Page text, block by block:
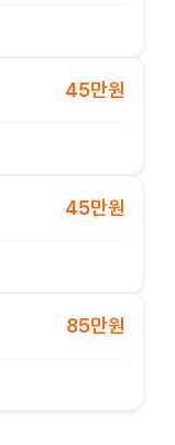
45만원
45만원
85만원